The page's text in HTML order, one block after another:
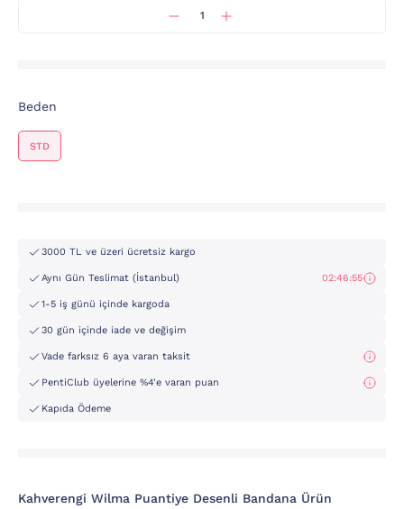
Beden
STD
3000 TL ve üzeri ücretsiz kargo
Aynı Gün Teslimat (İstanbul) 02:46:55
1-5 iş günü içinde kargoda
30 gün içinde iade ve değişim
Vade farksız 6 aya varan taksit
PentiClub üyelerine %4'e varan puan
Kapıda Ödeme
Kahverengi Wilma Puantiye Desenli Bandana Ürün